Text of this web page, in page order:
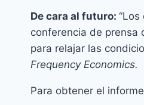
De cara al futuro:
conferencia de prensa
para relajar las
Frequency Economics.
Para obtener el